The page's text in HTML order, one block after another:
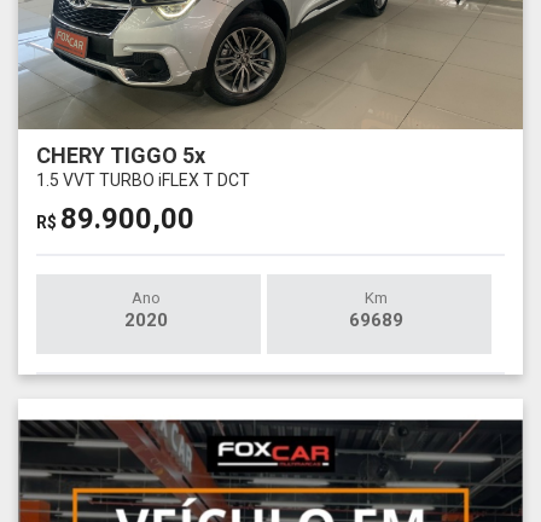
CHERY TIGGO 5x
1.5 VVT TURBO iFLEX T DCT
R$ 89.900,00
Ano
2020
Km
69689